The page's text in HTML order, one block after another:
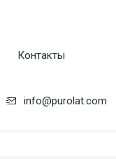
Контакты
info@purolat.com